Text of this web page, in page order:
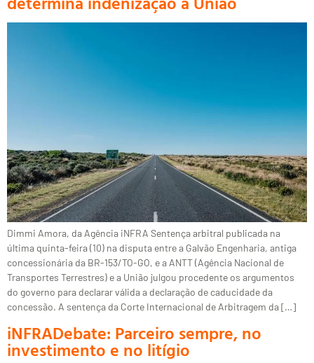
Dimmi Amora, da Agência iNFRA Sentença arbitral publicada na
última quinta-feira (10) na disputa entre a Galvão Engenharia, antiga
concessionária da BR-153/TO-GO, e a ANTT (Agência Nacional de
Transportes Terrestres) e a União julgou procedente os argumentos
do governo para declarar válida a declaração de caducidade da
concessão. A sentença da Corte Internacional de Arbitragem da […]
iNFRADebate: Parceiro sempre, no
investimento e no litígio